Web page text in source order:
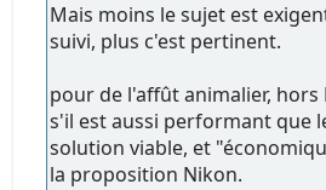
Mais moins le sujet est
suivi, plus c'est pertinent.
pour de l'affût animalier, hors
s'il est aussi performant que
solution viable, et
la proposition Nikon.